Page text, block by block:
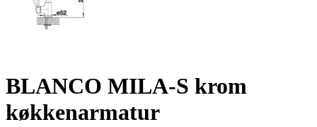
BLANCO MILA-S krom
køkkenarmatur